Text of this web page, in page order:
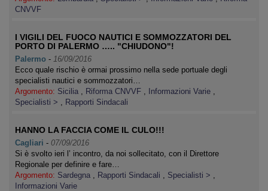
CNVVF
I VIGILI DEL FUOCO NAUTICI E SOMMOZZATORI DEL
PORTO DI PALERMO ….. "CHIUDONO"!
Palermo - 16/09/2016
Ecco quale rischio è ormai prossimo nella sede portuale degli
specialisti nautici e sommozzatori…
Argomento: Sicilia , Riforma CNVVF , Informazioni Varie ,
Specialisti > , Rapporti Sindacali
HANNO LA FACCIA COME IL CULO!!!
Cagliari - 07/09/2016
Si è svolto ieri l’ incontro, da noi sollecitato, con il Direttore
Regionale per definire e fare…
Argomento: Sardegna , Rapporti Sindacali , Specialisti > ,
Informazioni Varie